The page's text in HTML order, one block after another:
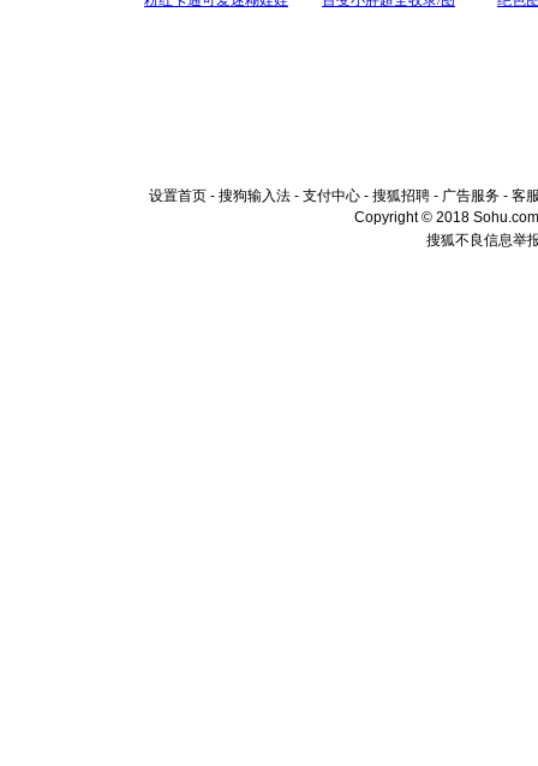
设置首页 - 搜狗输入法 - 支付中心 - 搜狐招聘 - 广告服务 - 客
Copyright © 2018
搜狐不良信息举